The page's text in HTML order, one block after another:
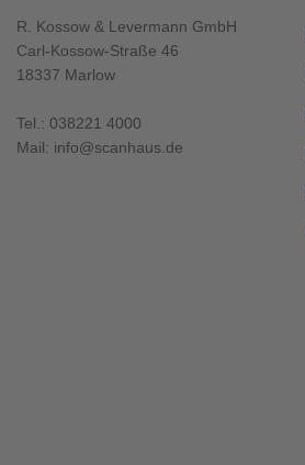
R. Kossow & Levermann GmbH
Carl-Kossow-Straße 46
18337 Marlow
Tel.: 038221 4000
Mail: info@scanhaus.de